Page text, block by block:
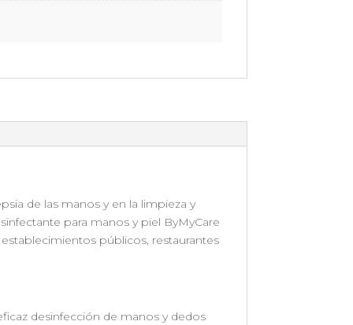
de las manos y en la limpieza y
para manos y piel ByMyCare
públicos, restaurantes
desinfección de manos y dedos